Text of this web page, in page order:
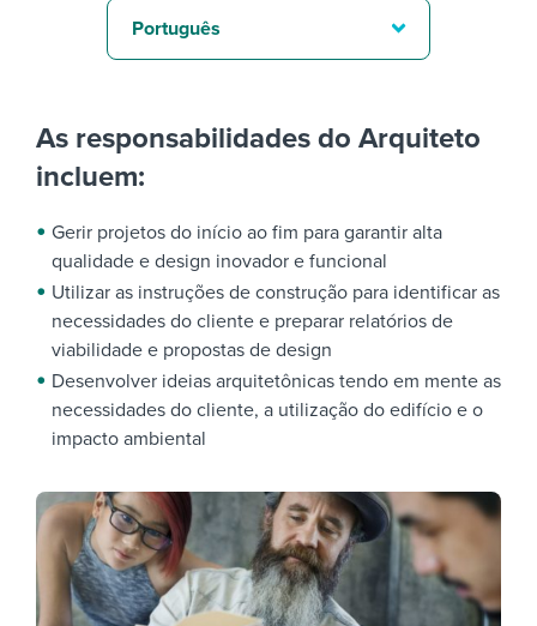
As responsabilidades do Arquiteto
incluem:
Gerir projetos do início ao fim para garantir alta
qualidade e design inovador e funcional
Utilizar as instruções de construção para identificar as
necessidades do cliente e preparar relatórios de
viabilidade e propostas de design
Desenvolver ideias arquitetônicas tendo em mente as
necessidades do cliente, a utilização do edifício e o
impacto ambiental
Português